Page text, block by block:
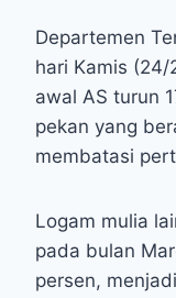
Departemen
hari Kamis
awal AS turun
pekan yang
membatasi
Logam mulia
pada bulan
persen,